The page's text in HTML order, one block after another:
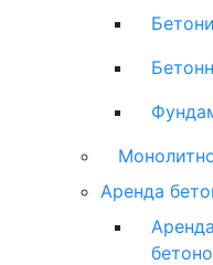
Аренда